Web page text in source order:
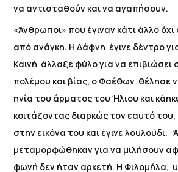
να αντισταθούν και να αγαπήσουν.
«Άνθρωποι» που έγιναν κάτι άλλο
από ανάγκη. Η Δάφνη έγινε δέντρο
Καινή άλλαξε φύλο για να επιβιώσει
πολέμου και βίας, ο Φαέθων θέλησε
ηνία του άρματος του Ήλιου και
κοιτάζοντας διαρκώς τον εαυτό
στην εικόνα του και έγινε λουλούδι.
μεταμορφώθηκαν για να μιλήσουν
φωνή δεν ήταν αρκετή. Η Φιλομήλα,